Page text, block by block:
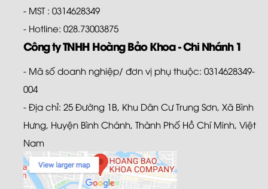
- MST : 0314628349
- Hotline: 028.73003875
Công ty TNHH Hoàng Bảo Khoa - Chi Nhánh 1
- Mã số doanh nghiệp/ đơn vị phụ thuộc: 0314628349-
004
- Địa chỉ: 25 Đường 1B, Khu Dân Cư Trung Sơn, Xã Bình
Hưng, Huyện Bình Chánh, Thành Phố Hồ Chí Minh, Việt
Nam